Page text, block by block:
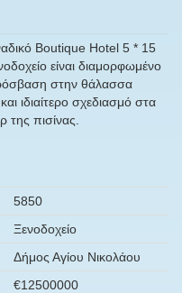
Boutique Hotel 5 * 15
είναι διαμορφωμένο
στην θάλασσα
ιδιαίτερο σχεδιασμό στα
της πισίνας.
5850
Ξενοδοχείο
Δήμος Αγίου Νικολάου
€12500000